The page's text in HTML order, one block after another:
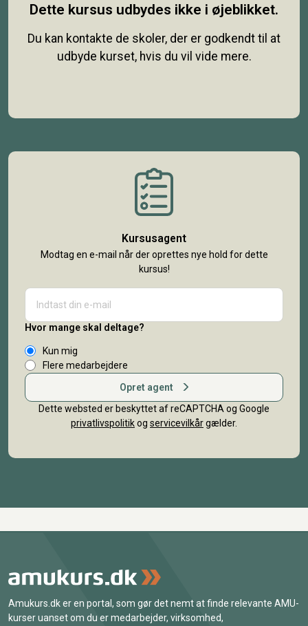
Dette kursus udbydes ikke i øjeblikket.
Du kan kontakte de skoler, der er godkendt til at
udbyde kurset, hvis du vil vide mere.
Kursusagent
Modtag en e-mail når der oprettes nye hold for dette
kursus!
Hvor mange skal deltage?
Kun mig
Flere medarbejdere
Opret agent
Dette websted er beskyttet af reCAPTCHA og Google
privatlivspolitikog servicevilkårgælder.
Amukurs.dk er en portal, som gør det nemt at finde relevante AMU-
kurser uanset om du er medarbejder, virksomhed,